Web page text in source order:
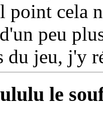
point cela
peu
du jeu, j'y
le